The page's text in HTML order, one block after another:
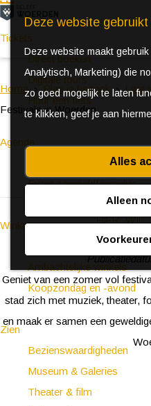
Deze website
Deze website maakt
Analytisch, Marketing) die
zo goed mogelijk te laten
te klikken, geef je aan
Alles
Alleen
Tickets
Direct boeken
Digitale tours
Huur een fiets
Agenda
Ontdek Woerden in de
Event aanmeldformulier
Winkelen
(Bijzondere) markten
Ambachtelijke winkels
Koopzondag en -avond
Zien
Bezienswaardigheden
Museum & Galeries
Theater & film
Home Plan je bezoek
Laat
Festivals in Woerden
Festivals
De leukste
Hier wil
Geniet van een zomer vol
stad zich met muziek, theater,
en maak er samen een